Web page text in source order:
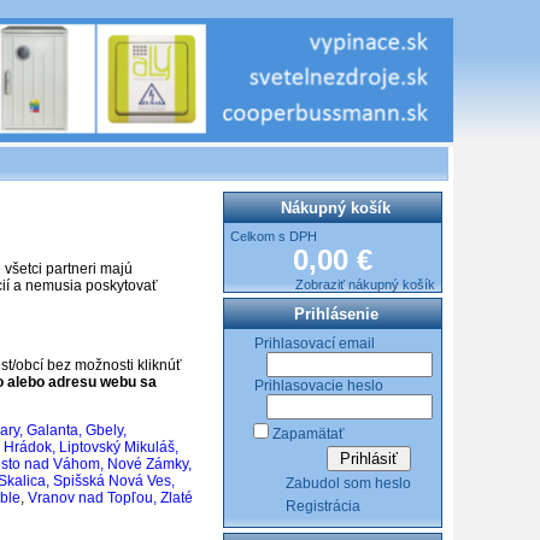
partneri majú
a nemusia poskytovať
obcí bez možnosti kliknúť
alebo adresu webu sa
, Galanta, Gbely,
Hrádok, Liptovský Mikuláš,
nad Váhom, Nové Zámky,
, Spišská Nová Ves,
, Vranov nad Topľou, Zlaté
Nákupný košík
Celkom s DPH
0,00 €
Zobraziť nákupný košík
Prihlásenie
Prihlasovací email
Prihlasovacie heslo
Zapamätať
Zabudol som heslo
Registrácia